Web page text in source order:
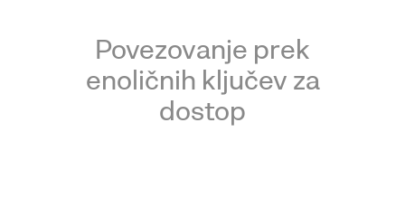
Povezovanje prek
enoličnih ključev za
dostop